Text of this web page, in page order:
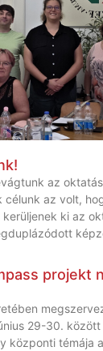
az
az volt,
ki az
projekt
29-30.
központi témája